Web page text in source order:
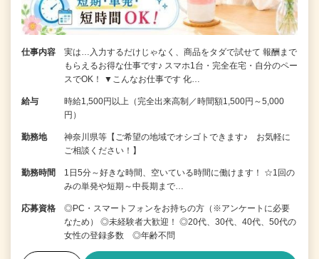
仕事内容
実は…入力するだけじゃなく、商品をタダで試せて 報酬まで
もらえるお得な仕事です♪ スマホ1台・完全在宅・自分のペー
スでOK！ ▼こんなお仕事です 化…
給与
時給1,500円以上（完全出来高制／時間額1,500円～5,000
円）
勤務地
神奈川県等【ご希望の地域でオシゴトできます♪ お気軽に
ご相談ください！】
勤務時間
1日5分～好きな時間、空いている時間に働けます！ ☆1回の
みの単発や短期～中長期まで…
応募資格
◎PC・スマートフォンをお持ちの方（※アンケートに必要
なため） ◎未経験者大歓迎！ ◎20代、30代、40代、50代の
女性の登録多数 ◎年齢不問